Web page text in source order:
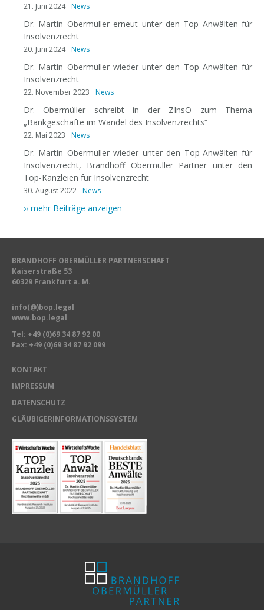
21. Juni 2024 News
Dr. Martin Obermüller erneut unter den Top Anwälten für
Insolvenzrecht
20. Juni 2024 News
Dr. Martin Obermüller wieder unter den Top Anwälten für
Insolvenzrecht
22. November 2023 News
Dr. Obermüller schreibt in der ZInsO zum Thema
„Bankgeschäfte im Wandel des Insolvenzrechts“
22. Mai 2023 News
Dr. Martin Obermüller wieder unter den Top-Anwälten für
Insolvenzrecht, Brandhoff Obermüller Partner unter den
Top-Kanzleien für Insolvenzrecht
30. August 2022 News
›› mehr Beiträge anzeigen
BRANDHOFF OBERMÜLLER PARTNERSCHAFT
Kaiserstraße 53
60329 Frankfurt a. M.
info(@)bop.legal
www.bop.legal
Tel: +49 (0)69 34 87 92 00
Fax: +49 (0)69 34 87 92 099
KONTAKT
IMPRESSUM
DATENSCHUTZ
GLÄUBIGERINFORMATIONSSYSTEM